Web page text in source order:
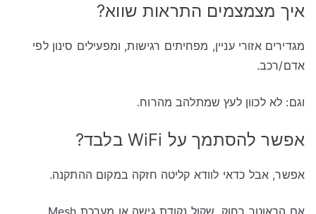
איך מצמצמים התראות שווא?
מגדירים אזורי עניין, מפחיתים רגישות, ומפעילים סינון לפי
אדם/רכב.
וגם: לא לכוון לעץ שמתלהב מהרוח.
אפשר להסתמך על WiFi בלבד?
אפשר, אבל כדאי לוודא קליטה חזקה במקום ההתקנה.
אם הראוטר רחוק, שקול נקודת גישה או מערכת Mesh.